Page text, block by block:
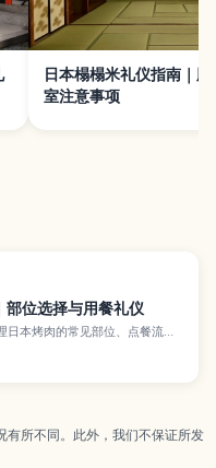
日本榻榻米礼仪指南｜
室注意事项
部位选择与用餐礼仪
日本烤肉的常见部位、点餐流
搭配和用餐礼仪，帮助第一次进
有所不同。此外，我们不保证所发